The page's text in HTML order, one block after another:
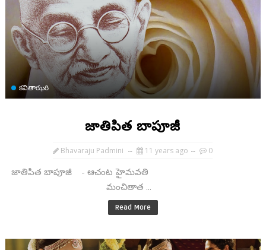
కవితాఝరి
జాతిపిత బాపూజీ
Bhavaraju Padmini 11 years ago 0
జాతిపిత బాపూజీ - ఆచంట హైమవతి
మంచితాత ...
Read More